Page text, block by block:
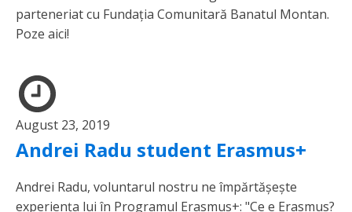
parteneriat cu Fundația Comunitară Banatul Montan.
Poze aici!
August 23, 2019
Andrei Radu student Erasmus+
Andrei Radu, voluntarul nostru ne împărtășește
experiența lui în Programul Erasmus+: "Ce e Erasmus?